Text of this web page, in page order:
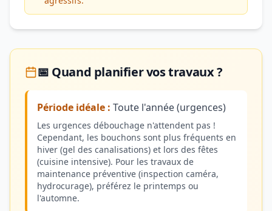
📅 Quand planifier vos travaux ?
Période idéale : Toute l'année (urgences)
Les urgences débouchage n'attendent pas !
Cependant, les bouchons sont plus fréquents en
hiver (gel des canalisations) et lors des fêtes
(cuisine intensive). Pour les travaux de
maintenance préventive (inspection caméra,
hydrocurage), préférez le printemps ou
l'automne.